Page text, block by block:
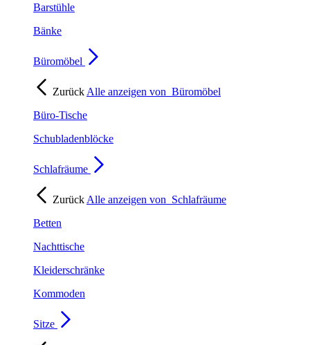
Barstühle
Bänke
Büromöbel
Zurück Alle anzeigen von Büromöbel
Büro-Tische
Schubladenblöcke
Schlafräume
Zurück Alle anzeigen von Schlafräume
Betten
Nachttische
Kleiderschränke
Kommoden
Sitze